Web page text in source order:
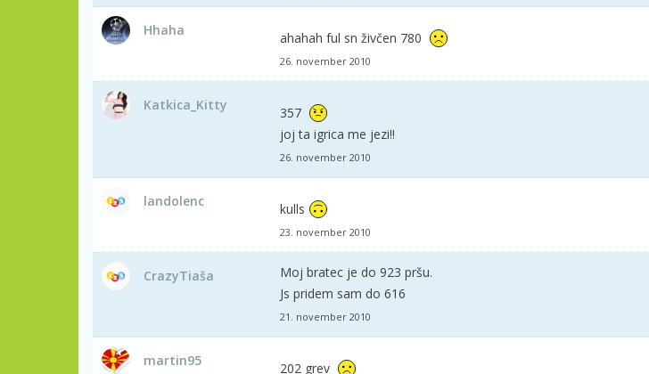
Hhaha ahahah ful sn živčen 780
26. november 2010
Katkica_Kitty
357
joj ta igrica me jezi!!
26. november 2010
landolenc kulls
23. november 2010
CrazyTiaša
Moj bratec je do 923 pršu.
Js pridem sam do 616
21. november 2010
martin95 202 grev